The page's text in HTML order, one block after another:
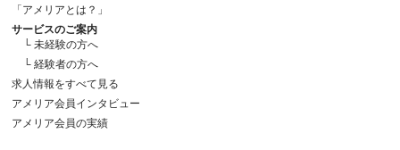
「アメリアとは？」
サービスのご案内
└ 未経験の方へ
└ 経験者の方へ
求人情報をすべて見る
アメリア会員インタビュー
アメリア会員の実績